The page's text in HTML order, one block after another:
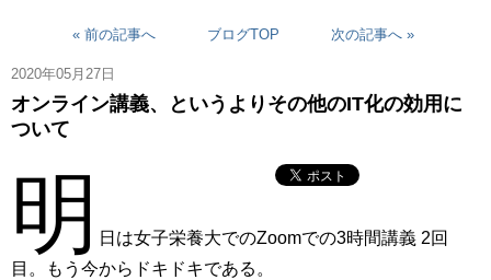
« 前の記事へ ブログTOP 次の記事へ »
2020年05月27日
オンライン講義、というよりその他のIT化の効用に
ついて
明
日は女子栄養大でのZoomでの3時間講義 2回
目。もう今からドキドキである。